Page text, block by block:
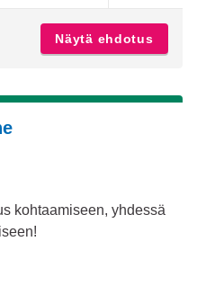
Näytä ehdotus
kohtaamiseen, yhdessä
Runosmäki-Raunistula